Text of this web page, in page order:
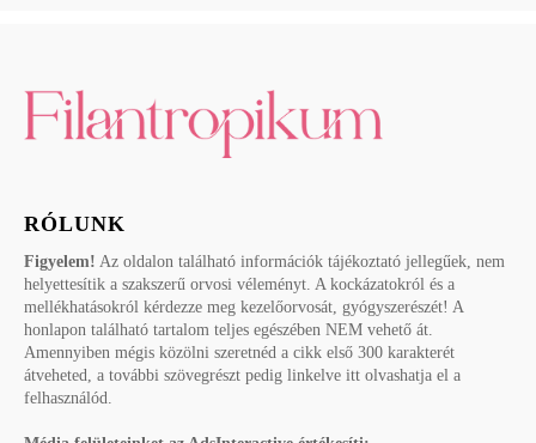
RÓLUNK
Figyelem! Az oldalon található információk tájékoztató jellegűek, nem
helyettesítik a szakszerű orvosi véleményt. A kockázatokról és a
mellékhatásokról kérdezze meg kezelőorvosát, gyógyszerészét! A
honlapon található tartalom teljes egészében NEM vehető át.
Amennyiben mégis közölni szeretnéd a cikk első 300 karakterét
átveheted, a további szövegrészt pedig linkelve itt olvashatja el a
felhasználód.